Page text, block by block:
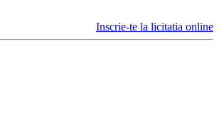
Inscrie-te la licitatia online